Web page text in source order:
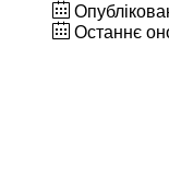
Останнє